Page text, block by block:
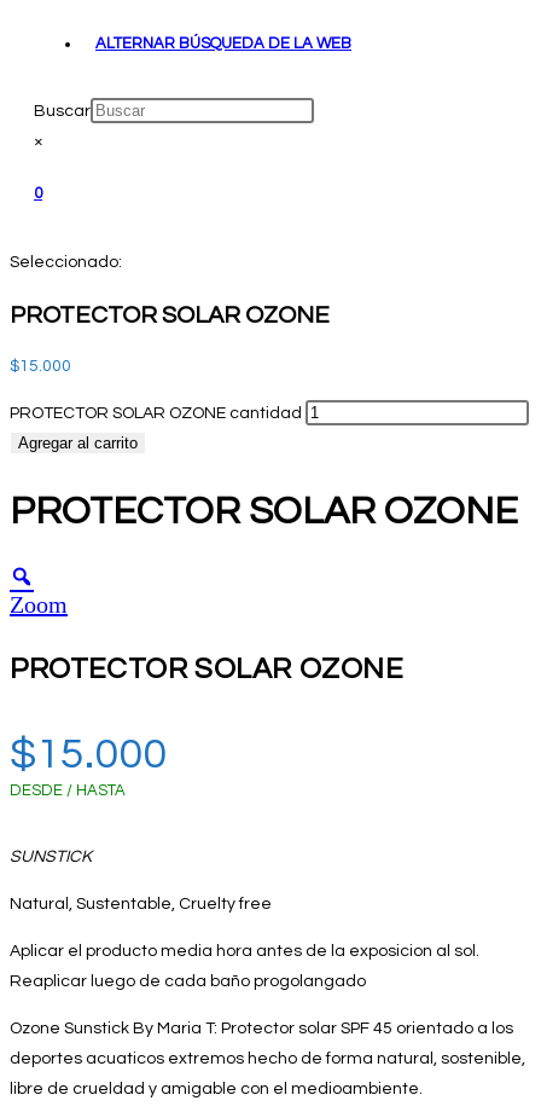
ALTERNAR BÚSQUEDA DE LA WEB
Buscar
×
0
Seleccionado:
PROTECTOR SOLAR OZONE
$15.000
PROTECTOR SOLAR OZONE cantidad
Agregar al carrito
PROTECTOR SOLAR OZONE
Zoom
PROTECTOR SOLAR OZONE
$15.000
DESDE / HASTA
SUNSTICK
Natural, Sustentable, Cruelty free
Aplicar el producto media hora antes de la exposicion al sol.
Reaplicar luego de cada baño progolangado
Ozone Sunstick By Maria T: Protector solar SPF 45 orientado a los
deportes acuaticos extremos hecho de forma natural, sostenible,
libre de crueldad y amigable con el medioambiente.